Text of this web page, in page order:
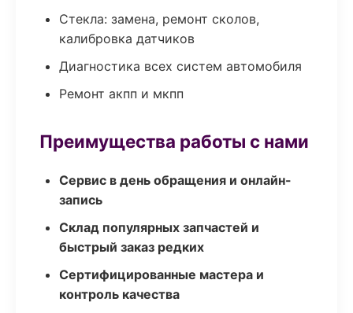
Стекла: замена, ремонт сколов,
калибровка датчиков
Диагностика всех систем автомобиля
Ремонт акпп и мкпп
Преимущества работы с нами
Сервис в день обращения и онлайн-
запись
Склад популярных запчастей и
быстрый заказ редких
Сертифицированные мастера и
контроль качества